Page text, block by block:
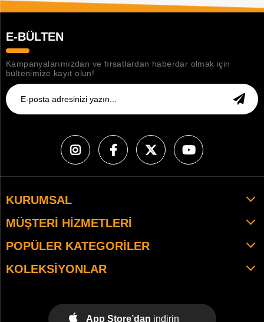
E-BÜLTEN
Kampanyalarımızdan ve fırsatlardan haberdar olmak için
bültenimize kayıt olun!
KURUMSAL
MÜŞTERI HIZMETLERI
POPÜLER KATEGORILER
KOLEKSIYONLAR
App Store’dan indirin